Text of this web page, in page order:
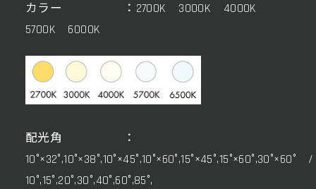
カラー ：2700K 3000K 4000K
5700K 6000K
配光角 ：
10°,15°,20°,30°,40°,60°,85°,